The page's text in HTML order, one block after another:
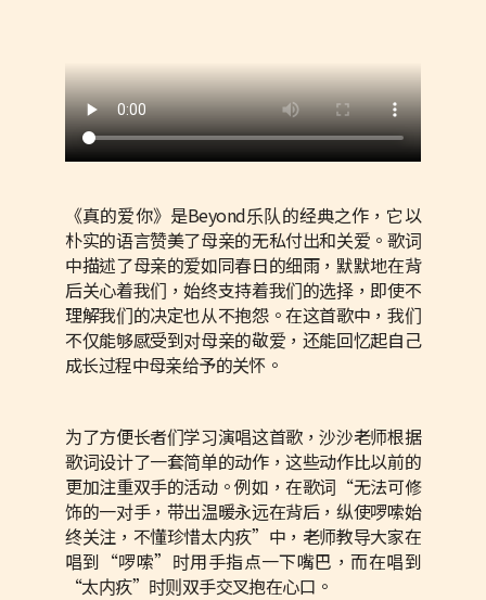
《真的爱你》是Beyond乐队的经典之作，它以
朴实的语言赞美了母亲的无私付出和关爱。歌词
中描述了母亲的爱如同春日的细雨，默默地在背
后关心着我们，始终支持着我们的选择，即使不
理解我们的决定也从不抱怨。在这首歌中，我们
不仅能够感受到对母亲的敬爱，还能回忆起自己
成长过程中母亲给予的关怀。
为了方便长者们学习演唱这首歌，沙沙老师根据
歌词设计了一套简单的动作，这些动作比以前的
更加注重双手的活动。例如，在歌词“无法可修
饰的一对手，带出温暖永远在背后，纵使啰嗦始
终关注，不懂珍惜太内疚”中，老师教导大家在
唱到“啰嗦”时用手指点一下嘴巴，而在唱到
“太内疚”时则双手交叉抱在心口。